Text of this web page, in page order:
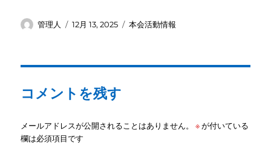
投
管理人
投
12月 13, 2025
カ
本会活動情報
コメントを残す
メールアドレスが公開されることはありません。 ※が付いている
欄は必須項目です